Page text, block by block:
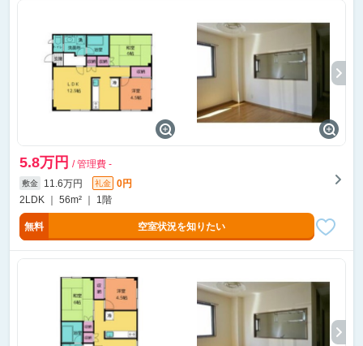
5.8万円 / 管理費 -
敷金 11.6万円 礼金
0円
2LDK ｜ 56m² ｜ 1階
無料 空室状況を知りたい